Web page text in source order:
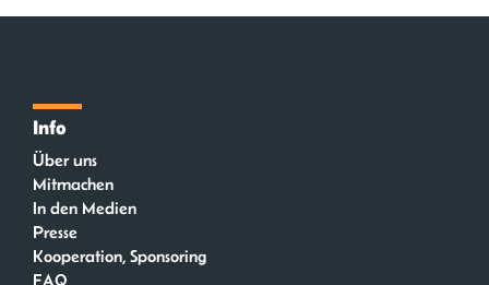
Info
Über uns
Mitmachen
In den Medien
Presse
Kooperation, Sponsoring
FAQ